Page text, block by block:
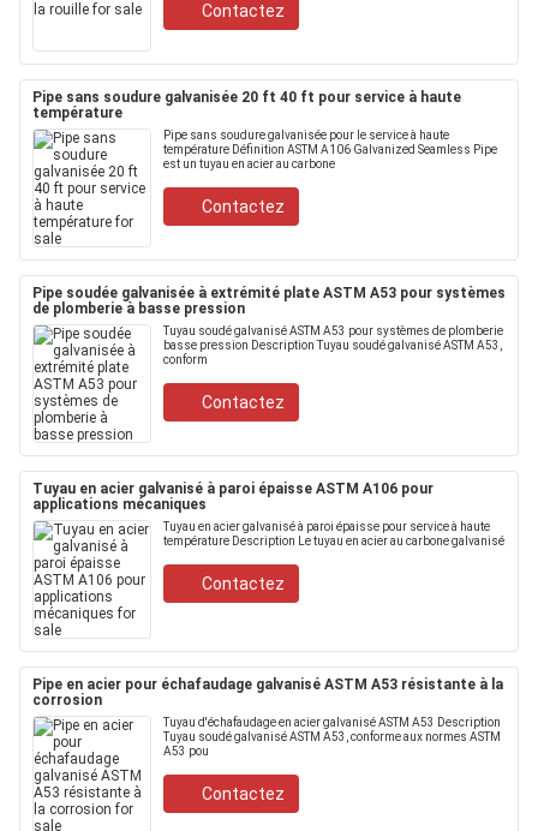
Contactez
Pipe sans soudure galvanisée 20 ft 40 ft pour service à haute
température
Pipe sans soudure galvanisée pour le service à haute
température Définition ASTM A106 Galvanized Seamless Pipe
est un tuyau en acier au carbone
Contactez
Pipe soudée galvanisée à extrémité plate ASTM A53 pour systèmes
de plomberie à basse pression
Tuyau soudé galvanisé ASTM A53 pour systèmes de plomberie
basse pression Description Tuyau soudé galvanisé ASTM A53,
conform
Contactez
Tuyau en acier galvanisé à paroi épaisse ASTM A106 pour
applications mécaniques
Tuyau en acier galvanisé à paroi épaisse pour service à haute
température Description Le tuyau en acier au carbone galvanisé
Contactez
Pipe en acier pour échafaudage galvanisé ASTM A53 résistante à la
corrosion
Tuyau d'échafaudage en acier galvanisé ASTM A53 Description
Tuyau soudé galvanisé ASTM A53, conforme aux normes ASTM
A53 pou
Contactez